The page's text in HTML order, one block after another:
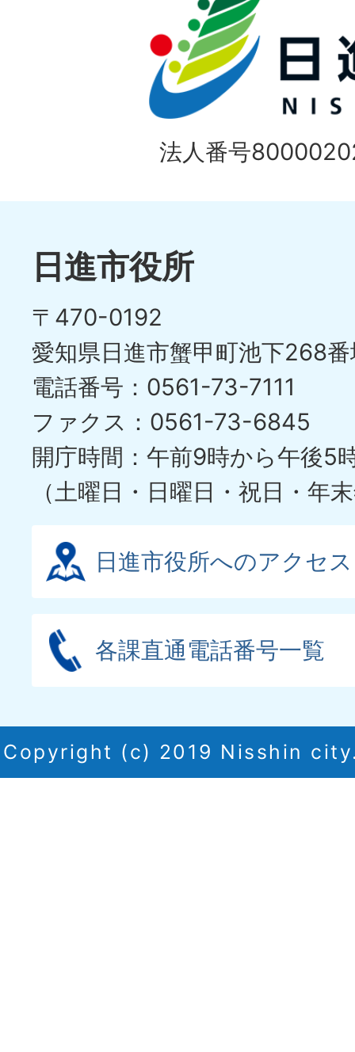
法人番号
日進市役所
〒470-0192
愛知県日進市蟹甲町池下268
電話番号：0561-73-7111
ファクス：0561-73-6845
開庁時間：午前9時から午後5
（土曜日・日曜日・祝日・年
日進市役所へのアクセス
各課直通電話番号一覧
Copyright (c) 2019 Nisshin